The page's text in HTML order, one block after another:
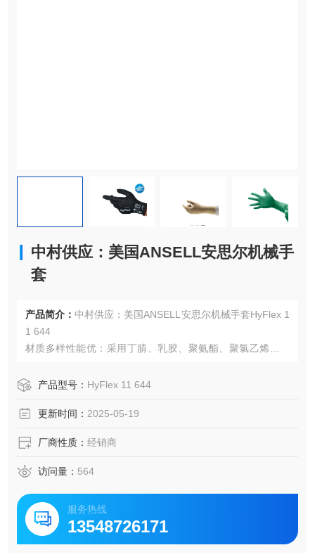
中村供应：美国ANSELL安思尔机械手
套
产品简介： 中村供应：美国ANSELL安思尔机械手套HyFlex 1
1 644
材质多样性能优：采用丁腈、乳胶、聚氨酯、聚氯乙烯等多
产品型号： HyFlex 11 644
更新时间： 2025-05-19
厂商性质： 经销商
访问量： 564
服务热线
13548726171